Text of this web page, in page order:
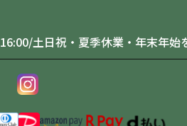
土日祝・夏季休業・年末年始